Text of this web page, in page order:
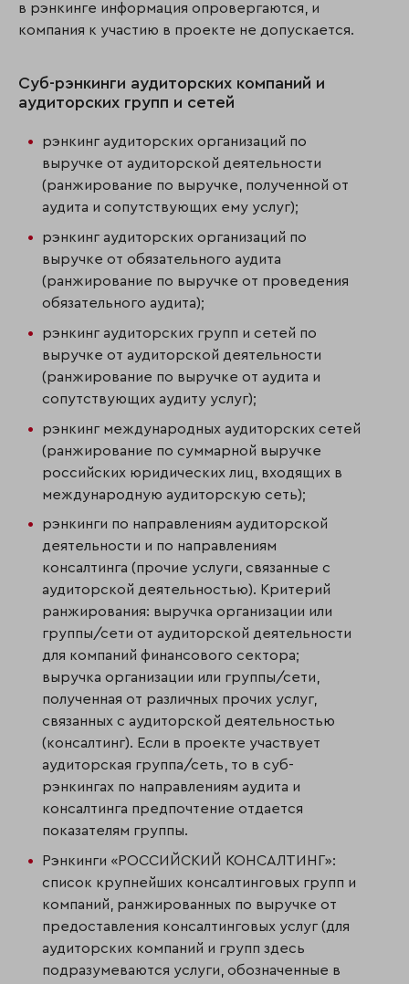
в рэнкинге информация опровергаются, и
компания к участию в проекте не допускается.
Суб-рэнкинги аудиторских компаний и
аудиторских групп и сетей
рэнкинг аудиторских организаций по
выручке от аудиторской деятельности
(ранжирование по выручке, полученной от
аудита и сопутствующих ему услуг);
рэнкинг аудиторских организаций по
выручке от обязательного аудита
(ранжирование по выручке от проведения
обязательного аудита);
рэнкинг аудиторских групп и сетей по
выручке от аудиторской деятельности
(ранжирование по выручке от аудита и
сопутствующих аудиту услуг);
рэнкинг международных аудиторских сетей
(ранжирование по суммарной выручке
российских юридических лиц, входящих в
международную аудиторскую сеть);
рэнкинги по направлениям аудиторской
деятельности и по направлениям
консалтинга (прочие услуги, связанные с
аудиторской деятельностью). Критерий
ранжирования: выручка организации или
группы/сети от аудитор­ской деятельности
для компаний финансового сектора;
выручка организации или группы/сети,
полученная от различных прочих услуг,
связанных с ауди­торской деятельностью
(консалтинг). Если в проекте участвует
аудиторская группа/сеть, то в суб-
рэнкингах по направлениям аудита и
консалтинга пред­почтение отдается
показателям группы.
Рэнкинги «РОССИЙСКИЙ КОНСАЛТИНГ»:
список крупнейших консалтинговых групп и
компаний, ранжированных по выручке от
предоставления консалтинговых услуг (для
аудиторских компаний и групп здесь
подразумеваются услуги, обозначенные в